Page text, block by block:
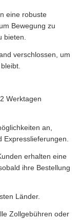
eine robuste
Bewegung zu
bieten.
verschlossen, um
Werktagen
an,
erhalten eine
ihre Bestellung
Länder.
Zollgebühren oder